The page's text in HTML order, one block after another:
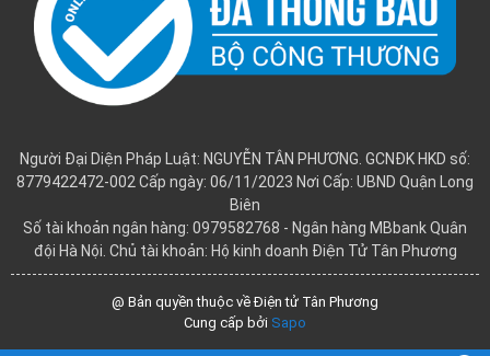
Người Đại Diện Pháp Luật: NGUYỄN TÂN PHƯƠNG. GCNĐK HKD số:
8779422472-002 Cấp ngày: 06/11/2023 Nơi Cấp: UBND Quận Long
Biên
Số tài khoản ngân hàng: 0979582768 - Ngân hàng MBbank Quân
đội Hà Nội. Chủ tài khoản: Hộ kinh doanh Điện Tử Tân Phương
@ Bản quyền thuộc về Điện tử Tân Phương
Cung cấp bởi Sapo